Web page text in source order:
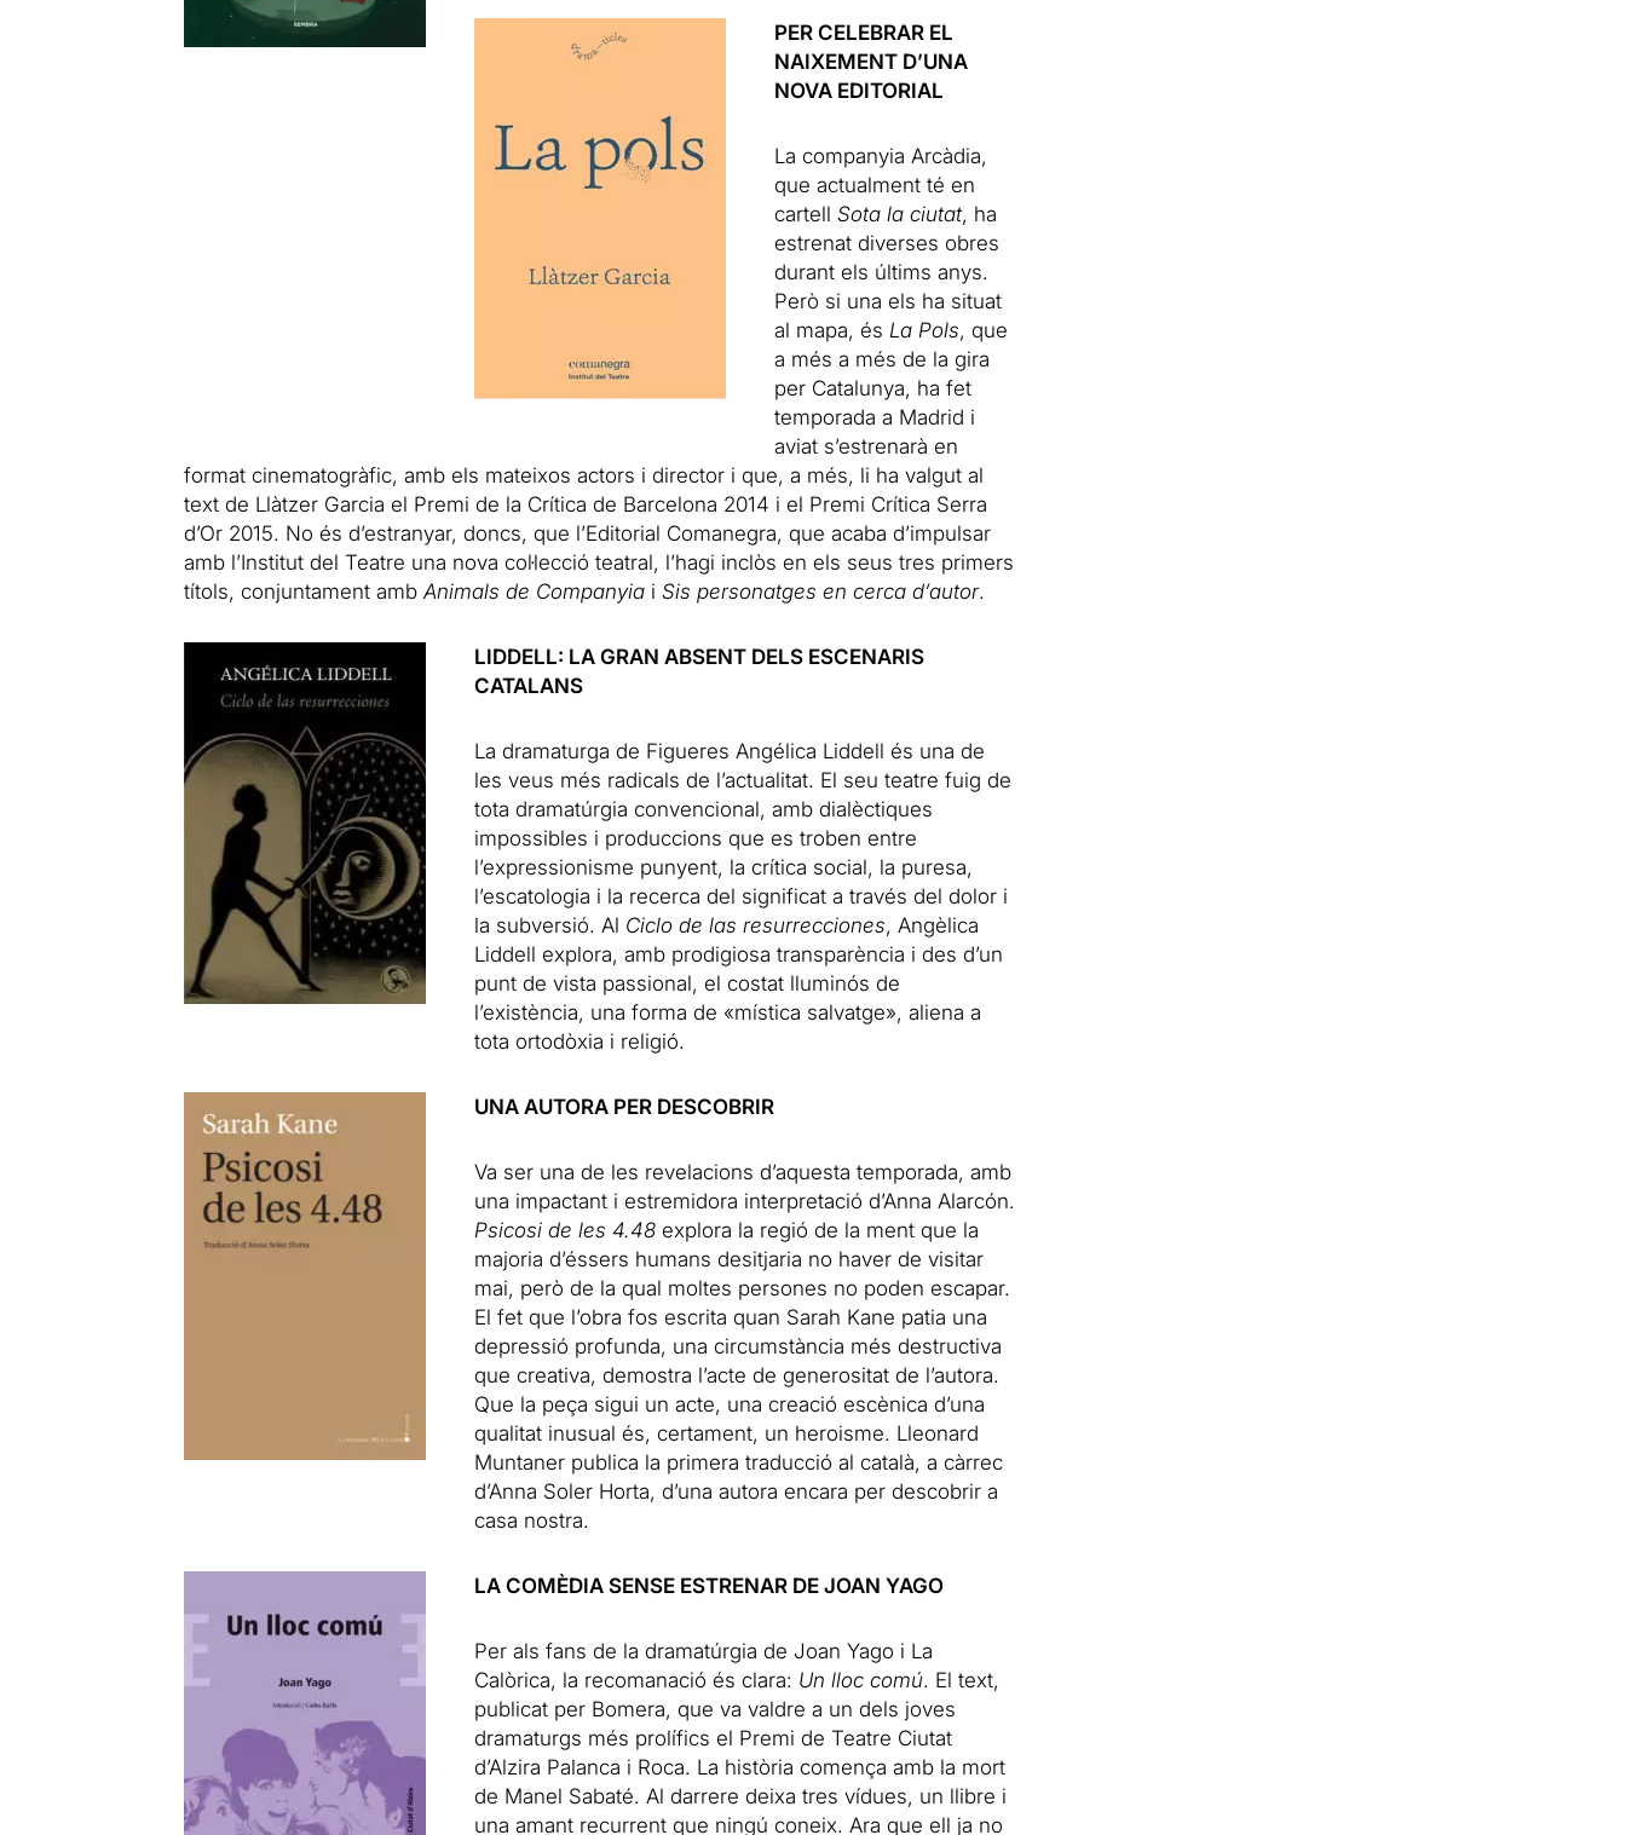
PER CELEBRAR EL
NAIXEMENT D’UNA
NOVA EDITORIAL
La companyia Arcàdia,
que actualment té en
cartell Sota la ciutat, ha
estrenat diverses obres
durant els últims anys.
Però si una els ha situat
al mapa, és La Pols, que
a més a més de la gira
per Catalunya, ha fet
temporada a Madrid i
aviat s’estrenarà en
format cinematogràfic, amb els mateixos actors i director i que, a més, li ha valgut al
text de Llàtzer Garcia el Premi de la Crítica de Barcelona 2014 i el Premi Crítica Serra
d’Or 2015. No és d’estranyar, doncs, que l’Editorial Comanegra, que acaba d’impulsar
amb l’Institut del Teatre una nova col·lecció teatral, l’hagi inclòs en els seus tres primers
títols, conjuntament ambAnimals de Companyiai Sis personatges en cerca d’autor.
LIDDELL: LA GRAN ABSENT DELS ESCENARIS
CATALANS
La dramaturga de Figueres Angélica Liddell és una de
les veus més radicals de l’actualitat. El seu teatre fuig de
tota dramatúrgia convencional, amb dialèctiques
impossibles i produccions que es troben entre
l’expressionisme punyent, la crítica social, la puresa,
l’escatologia i la recerca del significat a través del dolor i
la subversió. Al Ciclo de las resurrecciones, Angèlica
Liddell explora, amb prodigiosa transparència i des d’un
punt de vista passional, el costat lluminós de
l’existència, una forma de «mística salvatge», aliena a
tota ortodòxia i religió.
UNA AUTORA PER DESCOBRIR
Va ser una de les revelacions d’aquesta temporada, amb
una impactant i estremidora interpretació d’Anna Alarcón.
Psicosi de les 4.48explora la regió de la ment que la
majoria d’éssers humans desitjaria no haver de visitar
mai, però de la qual moltes persones no poden escapar.
El fet que l’obra fos escrita quan Sarah Kane patia una
depressió profunda, una circumstància més destructiva
que creativa, demostra l’acte de generositat de l’autora.
Que la peça sigui un acte, una creació escènica d’una
qualitat inusual és, certament, un heroisme. Lleonard
Muntaner publica la primera traducció al català, a càrrec
d’Anna Soler Horta, d’una autora encara per descobrir a
casa nostra.
LA COMÈDIA SENSE ESTRENAR DE JOAN YAGO
Per als fans de la dramatúrgia de Joan Yago i La
Calòrica, la recomanació és clara: Un lloc comú. El text,
publicat per Bomera, que va valdre a un dels joves
dramaturgs més prolífics el Premi de Teatre Ciutat
d’Alzira Palanca i Roca. La història comença amb la mort
de Manel Sabaté. Al darrere deixa tres vídues, un llibre i
una amant recurrent que ningú coneix. Ara que ell ja no